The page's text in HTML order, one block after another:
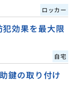
ロッカー
効果を最大限
自宅
鍵の取り付け